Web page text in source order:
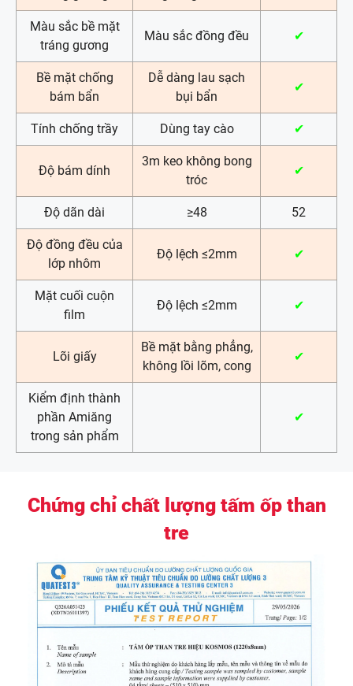
Màu sắc bề mặt
tráng gương
Màu sắc đồng đều ✔
Bề mặt chống
bám bẩn
Dễ dàng lau sạch
bụi bẩn
✔
Tính chống trầy Dùng tay cào ✔
Độ bám dính
3m keo không bong
tróc
✔
Độ dãn dài ≥48 52
Độ đồng đều của
lớp nhôm
Độ lệch ≤2mm ✔
Mặt cuối cuộn
film
Độ lệch ≤2mm ✔
Lõi giấy
Bề mặt bằng phẳng,
không lồi lõm, cong
✔
Kiểm định thành
phần Amiăng
trong sản phẩm
✔
Chứng chỉ chất lượng tấm ốp than
tre